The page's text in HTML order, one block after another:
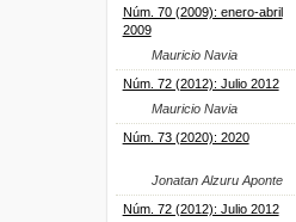
Núm. 70 (2009): enero-abril
2009
Mauricio Navia
Núm. 72 (2012): Julio 2012
Mauricio Navia
Núm. 73 (2020): 2020
Jonatan Alzuru Aponte
Núm. 72 (2012): Julio 2012